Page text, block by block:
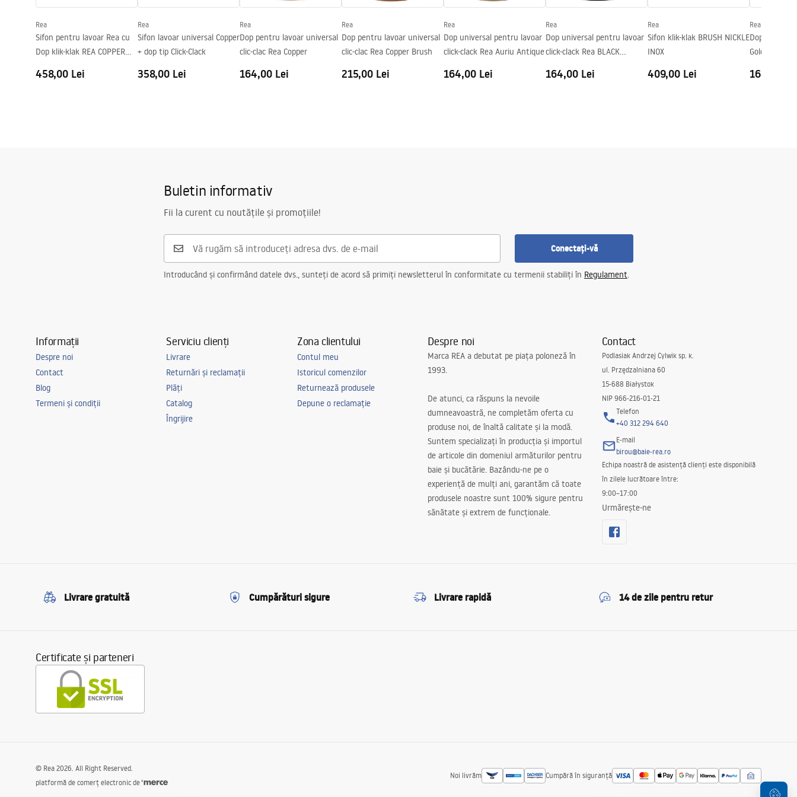
Preaplin
Da Nu
Orificiu pentru preaplin
Da Nu
Rea
Sifon pentru lavoar Rea cu
Dop klik-klak REA COPPER
458,00 Lei
Rea
Sifon lavoar universal Copper
+ dop tip Click-Clack
358,00 Lei
Rea
Dop pentru lavoar universal
clic-clac Rea Copper
164,00 Lei
Rea
Dop pentru lavoar universal
clic-clac Rea Copper Brush
215,00 Lei
Rea
Dop universal pentru lavoar
click-clack Rea Auriu Antique
164,00 Lei
Rea
Dop universal pentru lavoar
click-clack Rea BLACK
164,00 Lei
Rea
Sifon klik-klak BRUSH NICKLE
INOX
409,00 Lei
Rea
Dop Lavoar
Gold Click-
164,00
Buletin informativ
Fii la curent cu noutățile și promoțiile!
Conectați-vă
Introducând și confirmând datele dvs., sunteți de acord să primiți newsletterul în conformitate cu termenii stabiliți în Regulament.
Informații
Despre noi
Contact
Blog
Termeni și condiții
Serviciu clienți
Livrare
Returnări și reclamații
Plăți
Catalog
Îngrijire
Zona clientului
Contul meu
Istoricul comenzilor
Returnează produsele
Depune o reclamație
Despre noi
Marca REA a debutat pe piața poloneză în
1993.
De atunci, ca răspuns la nevoile
dumneavoastră, ne completăm oferta cu
produse noi, de înaltă calitate și la modă.
Suntem specializați în producția și importul
de articole din domeniul armăturilor pentru
baie și bucătărie. Bazându-ne pe o
experiență de mulți ani, garantăm că toate
produsele noastre sunt 100% sigure pentru
sănătate și extrem de funcționale.
Contact
Podlasiak Andrzej Cylwik sp. k.
ul. Przędzalniana 60
15-688 Białystok
NIP 966-216-01-21
Telefon
+40 312 294 640
E-mail
birou@baie-rea.ro
Echipa noastră de asistență clienți este disponibilă
în zilele lucrătoare între:
9:00–17:00
Urmărește-ne
Livrare gratuită Cumpărături sigure Livrare rapidă 14 de zile pentru retur
Certificate și parteneri
Noi livrăm Cumpără în siguranță
© Rea 2026. All Right Reserved.
platformă de comerț electronic de